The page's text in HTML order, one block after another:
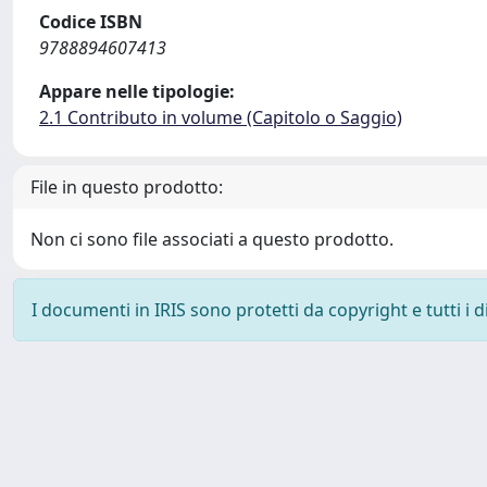
Codice ISBN
9788894607413
Appare nelle tipologie:
2.1 Contributo in volume (Capitolo o Saggio)
File in questo prodotto:
Non ci sono file associati a questo prodotto.
I documenti in IRIS sono protetti da copyright e tutti i